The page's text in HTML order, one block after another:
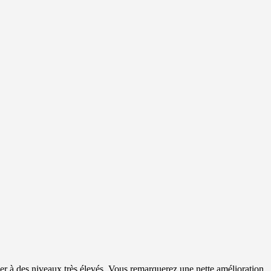
à des niveaux très élevés. Vous remarquerez une nette amélioration